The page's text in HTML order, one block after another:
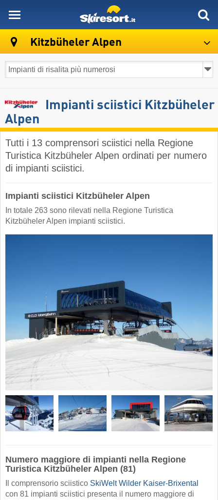
Kitzbüheler Alpen
Impianti sciistici Kitzbüheler
Alpen
Tutti i 13 comprensori sciistici nella Regione
Turistica Kitzbüheler Alpen ordinati per numero
di impianti sciistici.
Impianti sciistici Kitzbüheler Alpen
In totale 263 sono rilevati nella Regione Turistica
Kitzbüheler Alpen impianti sciistici.
Numero maggiore di impianti nella Regione
Turistica Kitzbüheler Alpen (81)
Il comprensorio sciistico SkiWelt Wilder Kaiser-Brixental
con 81 impianti sciistici presenta il numero maggiore di